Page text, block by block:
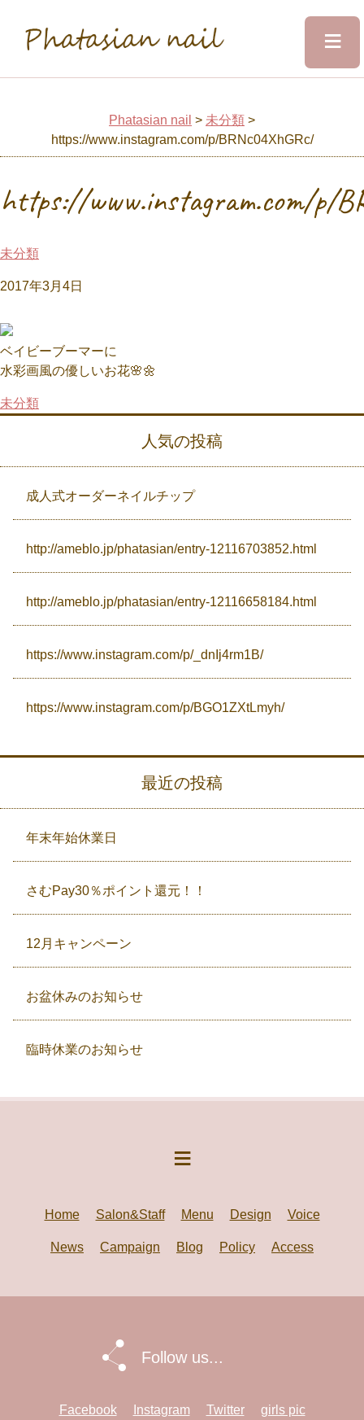
≡
Campaign
Access
Phatasian nail > 未分類 >
https://www.instagram.com/p/BRNc04XhGRc/
https://www.instagram.com/p/
未分類
2017年3月4日
ベイビーブーマーに
水彩画風の優しいお花🌸🌼
未分類
人気の投稿
成人式オーダーネイルチップ
http://ameblo.jp/phatasian/entry-12116703852.html
http://ameblo.jp/phatasian/entry-12116658184.html
https://www.instagram.com/p/_dnIj4rm1B/
https://www.instagram.com/p/BGO1ZXtLmyh/
最近の投稿
年末年始休業日
さむPay30％ポイント還元！！
12月キャンペーン
お盆休みのお知らせ
臨時休業のお知らせ
Home Salon&Staff Menu Design Voice
News Campaign Blog Policy Access
Follow us...
Facebook Instagram Twitter girls pic